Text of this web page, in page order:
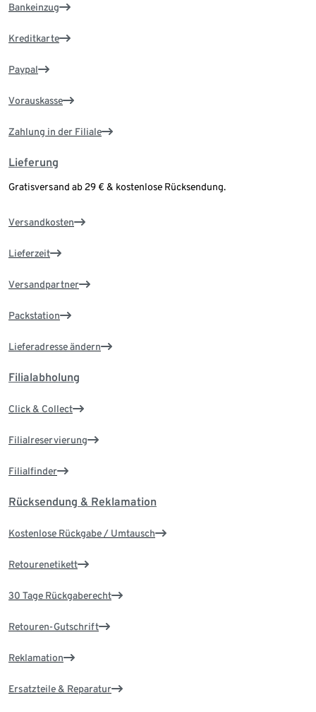
Bankeinzug
Kreditkarte
Paypal
Vorauskasse
Zahlung in der Filiale
Lieferung
Gratisversand ab 29 € & kostenlose Rücksendung.
Versandkosten
Lieferzeit
Versandpartner
Packstation
Lieferadresse ändern
Filialabholung
Click & Collect
Filialreservierung
Filialfinder
Rücksendung & Reklamation
Kostenlose Rückgabe / Umtausch
Retourenetikett
30 Tage Rückgaberecht
Retouren-Gutschrift
Reklamation
Ersatzteile & Reparatur